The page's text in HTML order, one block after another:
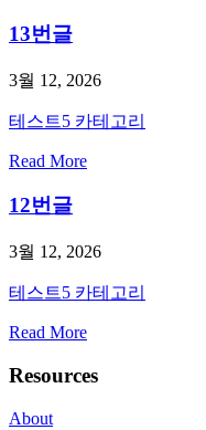
13번글
3월 12, 2026
테스트5 카테고리
Read More
12번글
3월 12, 2026
테스트5 카테고리
Read More
Resources
About